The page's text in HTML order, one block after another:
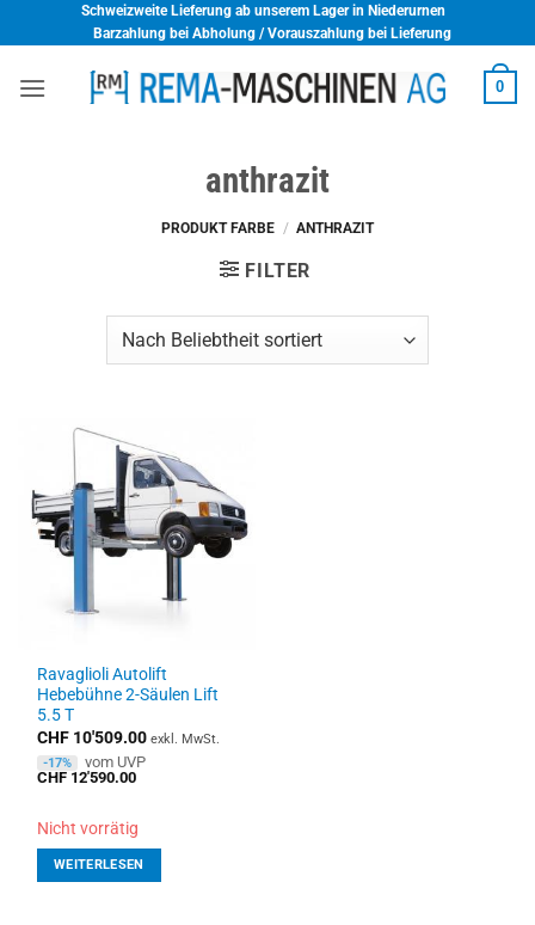
to
Schweizweite Lieferung ab unserem Lager in Niederurnen
Barzahlung bei Abholung / Vorauszahlung bei Lieferung
0
anthrazit
PRODUKT FARBE / ANTHRAZIT
FILTER
Ravaglioli Autolift
Hebebühne 2-Säulen Lift
5.5 T
CHF 10'509.00 exkl. MwSt.
-17%
vom UVP
CHF 12'590.00
Nicht vorrätig
WEITERLESEN